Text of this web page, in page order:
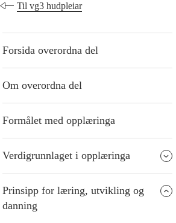
Til vg3 hudpleiar
Forsida overordna del
Om overordna del
Formålet med opplæringa
Verdigrunnlaget i opplæringa
Prinsipp for læring, utvikling og
danning